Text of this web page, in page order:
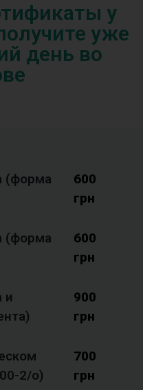
у
уже
день во
(форма
600
грн
(форма
600
грн
и
900
грн
2/o)
700
грн